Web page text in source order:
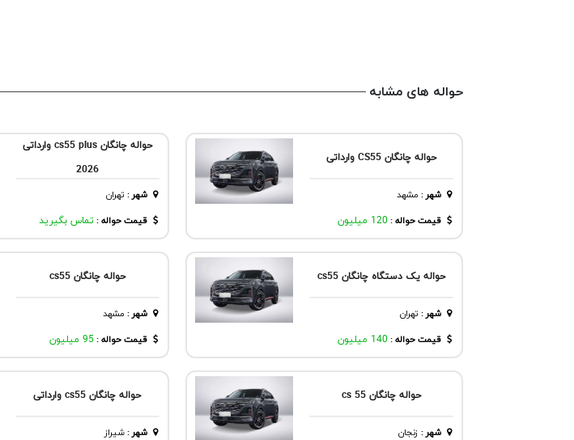
حواله های مشابه
حواله چانگان CS55 وارداتی
شهر: مشهد
قیمت حواله : 120 میلیون
حواله چانگان cs55 plus وارداتی
2026
شهر: تهران
قیمت حواله : تماس بگیرید
حواله یک دستگاه چانگان cs55
شهر: تهران
قیمت حواله : 140 میلیون
حواله چانگان cs55
شهر: مشهد
قیمت حواله :95 میلیون
حواله چانگان cs 55
شهر: زنجان
حواله چانگان cs55 وارداتی
شهر:شيراز